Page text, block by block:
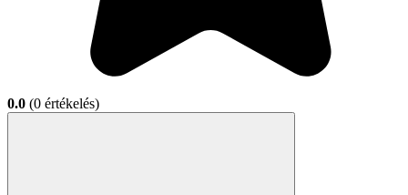
0.0 (0 értékelés)